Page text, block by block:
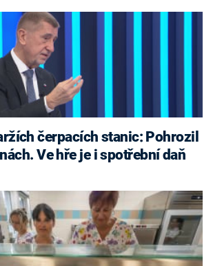
Ve hře je i spotřební daň